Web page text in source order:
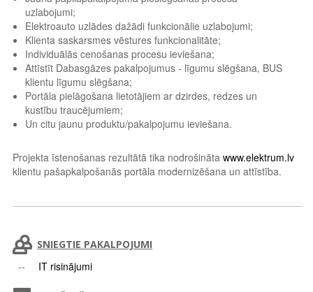
uzlabojumi;
Elektroauto uzlādes dažādi funkcionālie uzlabojumi;
Klienta saskarsmes vēstures funkcionalitāte;
Individuālās cenošanas procesu ieviešana;
Attīstīt Dabasgāzes pakalpojumus - līgumu slēgšana, BUS
klientu līgumu slēgšana;
Portāla pielāgošana lietotājiem ar dzirdes, redzes un
kustību traucējumiem;
Un citu jaunu produktu/pakalpojumu ieviešana.
Projekta īstenošanas rezultātā tika nodrošināta www.elektrum.lv
klientu pašapkalpošanās portāla modernizēšana un attīstība.
SNIEGTIE PAKALPOJUMI
IT risinājumi